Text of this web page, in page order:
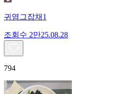
귀염그잡채1
조회수 2만25.08.28
794